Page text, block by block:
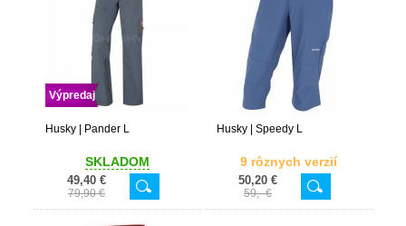
Výpredaj
Husky | Pander L
SKLADOM
49,40 €
79,90 €
Husky | Speedy L
9 rôznych verzií
50,20 €
59,- €